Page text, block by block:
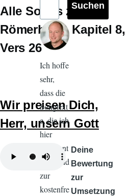
Alle Songs zu
Römerbrief
Kapitel 8
Vers 26
Wir preisen Dich,
Herr, unsern Gott
Deine
Bewertung
zur
Umsetzung
Ich hoffe
sehr,
dass die
Songtext
e, die ich
hier
veröffent
liche und
zur
kostenfre